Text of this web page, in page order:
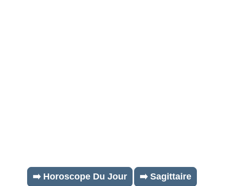
➡️ Horoscope Du Jour ➡️ Sagittaire